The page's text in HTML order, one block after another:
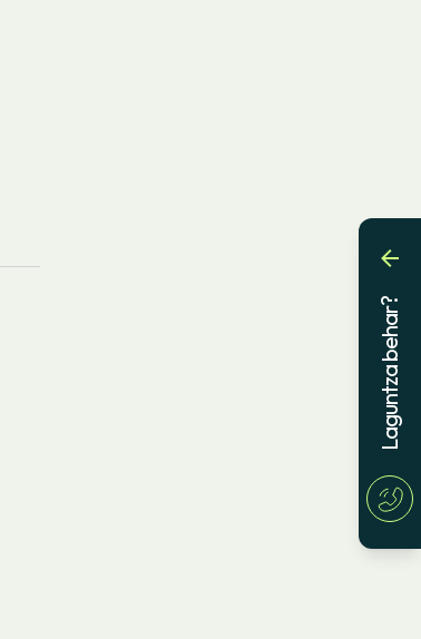
Laguntza behar?